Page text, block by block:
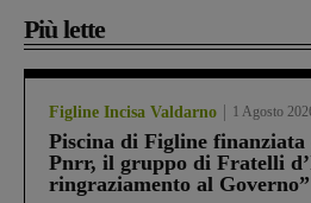
Più lette
Figline Incisa Valdarno 1 Agosto
Piscina di Figline finanziata
Pnrr, il gruppo di Fratelli
ringraziamento al Governo”